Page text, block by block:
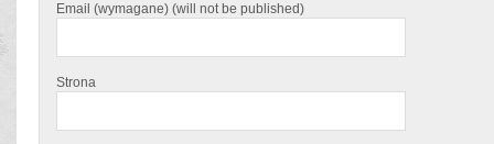
Email (wymagane) (will not be published)
Strona